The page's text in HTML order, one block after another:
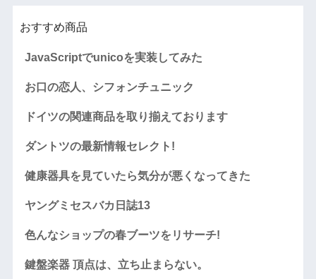
おすすめ商品
JavaScriptでunicoを実装してみた
お口の恋人、シフォンチュニック
ドイツの関連商品を取り揃えております
ダントツの最新情報セレクト!
健康器具を見ていたら気分が悪くなってきた
ヤングミセスバカ日誌13
色んなショップの春ブーツをリサーチ!
鍵盤楽器 頂点は、立ち止まらない。